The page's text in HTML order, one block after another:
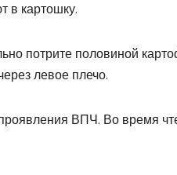
в картошку.
потрите половиной
левое плечо.
ВПЧ. Во время